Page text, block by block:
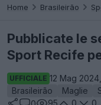
Home Brasileirão
Pubblicate le
Sport Recife
UFFICIALE 12 Mag
Brasileirão
Maglie
95 0
0